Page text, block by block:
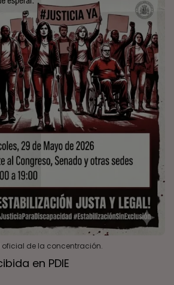
oficial de la concentración.
en PDIE